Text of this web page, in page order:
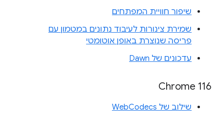
שיפור חוויית המפתחים
שמירת צינורות לעיבוד נתונים במטמון עם
פריסה שנוצרת באופן אוטומטי
עדכונים של Dawn
Chrome 116
שילוב של WebCodecs